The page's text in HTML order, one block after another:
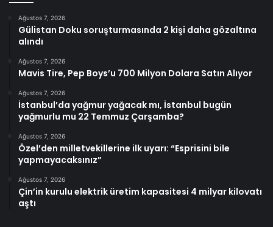
Ağustos 7, 2026
Gülistan Doku soruşturmasında 2 kişi daha gözaltına
alındı
Ağustos 7, 2026
Mavis Tire, Pep Boys’u 700 Milyon Dolara Satın Alıyor
Ağustos 7, 2026
İstanbul’da yağmur yağacak mı, İstanbul bugün
yağmurlu mu 22 Temmuz Çarşamba?
Ağustos 7, 2026
Özel’den milletvekillerine ilk uyarı: “Esprisini bile
yapmayacaksınız”
Ağustos 7, 2026
Çin’in kurulu elektrik üretim kapasitesi 4 milyar kilovatı
aştı